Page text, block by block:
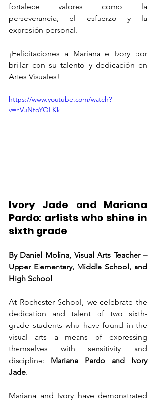
fortalece valores como la
perseverancia, el esfuerzo y la
expresión personal.
¡Felicitaciones a Mariana e Ivory por
brillar con su talento y dedicación en
Artes Visuales!
https://www.youtube.com/watch?
v=nVuNtoYOLKk
Ivory Jade and Mariana
Pardo: artists who shine in
sixth grade
By Daniel Molina, Visual Arts Teacher –
Upper Elementary, Middle School, and
High School
At Rochester School, we celebrate the
dedication and talent of two sixth-
grade students who have found in the
visual arts a means of expressing
themselves with sensitivity and
discipline: Mariana Pardo and Ivory
Jade.
Mariana and Ivory have demonstrated